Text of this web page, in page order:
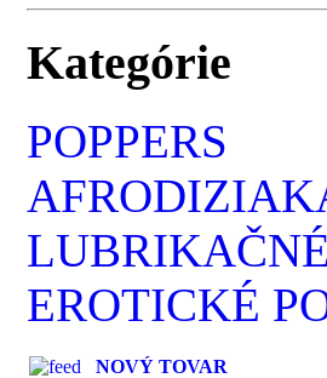
Kategórie
POPPERS
EROTICKÉ
NOVÝ TOVAR